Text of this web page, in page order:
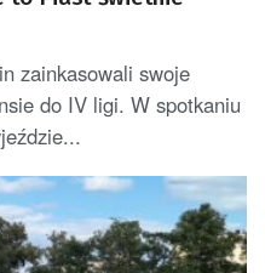
zainkasowali swoje
do IV ligi. W spotkaniu